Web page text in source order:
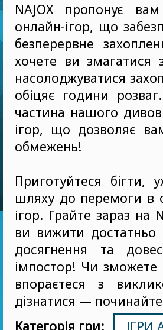
NAJOX пропонує
онлайн-ігор, що
безперервне
хочете ви
насолоджуватися
обіцяє години
частина нашого
ігор, що дозволяє
обмежень!
Приготуйтеся бігти,
шляху до перемоги в
ігор. Грайте зараз на
ви вижити достатньо
досягнення та
імпостор! Чи
впораєтеся з
дізнатися — починайте
Категорія гри:
ІГРИ